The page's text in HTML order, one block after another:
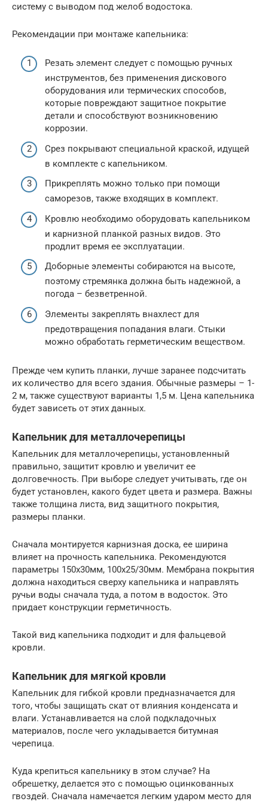
систему с выводом под желоб водостока.
Рекомендации при монтаже капельника:
Резать элемент следует с помощью ручных
инструментов, без применения дискового
оборудования или термических способов,
которые повреждают защитное покрытие
детали и способствуют возникновению
коррозии.
Срез покрывают специальной краской, идущей
в комплекте с капельником.
Прикреплять можно только при помощи
саморезов, также входящих в комплект.
Кровлю необходимо оборудовать капельником
и карнизной планкой разных видов. Это
продлит время ее эксплуатации.
Доборные элементы собираются на высоте,
поэтому стремянка должна быть надежной, а
погода – безветренной.
Элементы закреплять внахлест для
предотвращения попадания влаги. Стыки
можно обработать герметическим веществом.
Прежде чем купить планки, лучше заранее подсчитать
их количество для всего здания. Обычные размеры – 1-
2 м, также существуют варианты 1,5 м. Цена капельника
будет зависеть от этих данных.
Капельник для металлочерепицы
Капельник для металлочерепицы, установленный
правильно, защитит кровлю и увеличит ее
долговечность. При выборе следует учитывать, где он
будет установлен, какого будет цвета и размера. Важны
также толщина листа, вид защитного покрытия,
размеры планки.
Сначала монтируется карнизная доска, ее ширина
влияет на прочность капельника. Рекомендуются
параметры 150х30мм, 100х25/30мм. Мембрана покрытия
должна находиться сверху капельника и направлять
ручьи воды сначала туда, а потом в водосток. Это
придает конструкции герметичность.
Такой вид капельника подходит и для фальцевой
кровли.
Капельник для мягкой кровли
Капельник для гибкой кровли предназначается для
того, чтобы защищать скат от влияния конденсата и
влаги. Устанавливается на слой подкладочных
материалов, после чего укладывается битумная
черепица.
Куда крепиться капельнику в этом случае? На
обрешетку, делается это с помощью оцинкованных
гвоздей. Сначала намечается легким ударом место для